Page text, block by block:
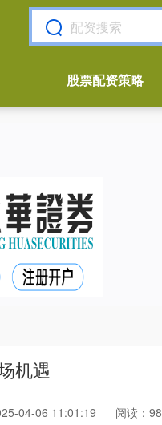
股票配资策略
机遇
04-06 11:01:19 阅读：98